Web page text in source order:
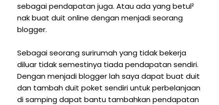
sebagai pendapatan juga. Atau ada yang betul²
nak buat duit online dengan menjadi seorang
blogger.
Sebagai seorang surirumah yang tidak bekerja
diluar tidak semestinya tiada pendapatan sendiri.
Dengan menjadi blogger lah saya dapat buat duit
dan tambah duit poket sendiri untuk perbelanjaan
di samping dapat bantu tambahkan pendapatan